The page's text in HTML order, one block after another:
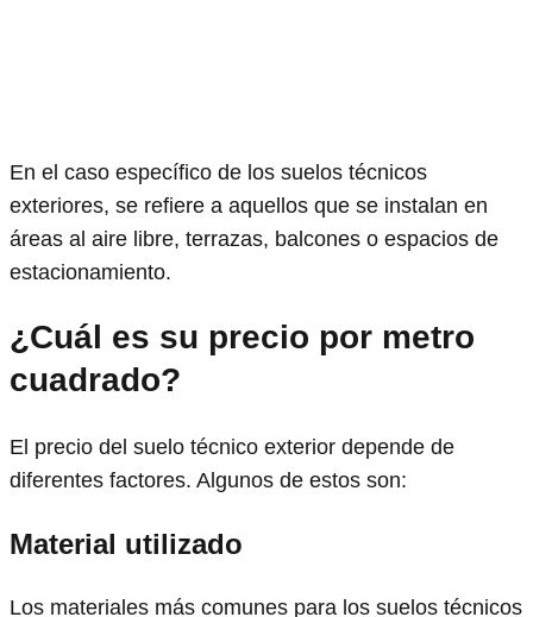
En el caso específico de los suelos técnicos
exteriores, se refiere a aquellos que se instalan en
áreas al aire libre, terrazas, balcones o espacios de
estacionamiento.
¿Cuál es su precio por metro
cuadrado?
El precio del suelo técnico exterior depende de
diferentes factores. Algunos de estos son:
Material utilizado
Los materiales más comunes para los suelos técnicos